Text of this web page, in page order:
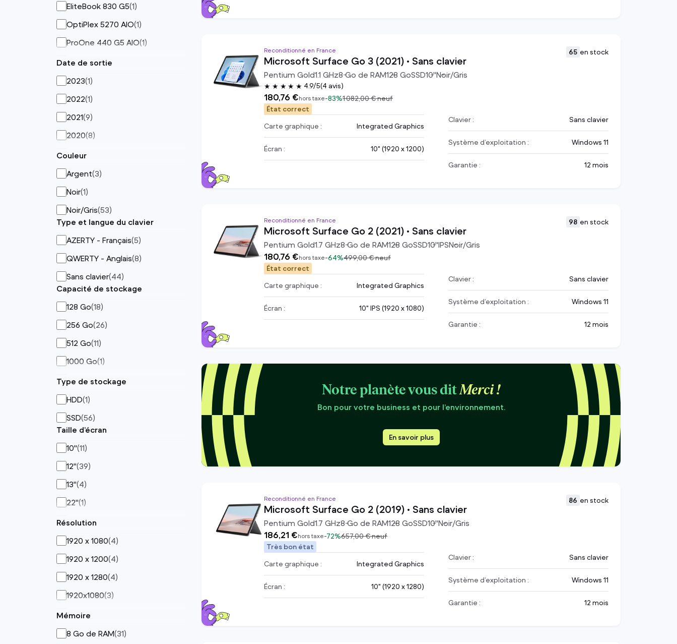
EliteBook 830 G5(1)
OptiPlex 5270 AIO(1)
ProOne 440 G5 AIO(1)
Surface Go 2
Surface Go 3
Surface Pro 6
Surface Pro 7
Surface Pro 7+
Surface Pro 8
Surface Pro 9
ThinkPad X380 Yoga
Date de sortie
2023(1)
2022(1)
2021(9)
2020(8)
2019(26
2018(3)
2017(9
Couleur
Argent(3)
Noir(1)
Noir/Gris(53)
Type et langue du clavier
AZERTY - Français(5)
QWERTY - Anglais(8)
Sans clavier(44)
Capacité de stockage
128 Go(18)
256 Go(26)
512 Go(11)
1000 Go(1)
1024 Go(1)
Type de stockage
HDD(1)
SSD(56)
Taille d’écran
10"(11)
12"(39)
13"(4)
22"(1)
23"(1)
24"(1 )
Résolution
1920 x 1080(4)
1920 x 1200(4)
1920 x 1280(4)
1920x1080(3)
2736 x 1824
2880 x 1920(2)
Mémoire
8 Go de RAM(31)
Reconditionné en France
Microsoft Surface Go 3 (2021) • Sans clavier
Pentium Gold1.1 GHz8Go de RAM128 GoSSD10"Noir/Gris
★★★★★ 4.9/5(4 avis)
180,76 €hors taxe-83%1 082,00 €neuf
État correct
65 en stock
Carte graphique : Integrated Graphics
Écran : 10" (1920 x 1200)
Clavier : Sans clavier
Système d’exploitation : Windows 11
Garantie : 12 mois
Reconditionné en France
Microsoft Surface Go 2 (2021) • Sans clavier
Pentium Gold1.7 GHz8Go de RAM128 GoSSD10"IPSNoir/Gris
180,76 €hors taxe-64%499,00 €neuf
État correct
98 en stock
Carte graphique : Integrated Graphics
Écran : 10" IPS (1920 x 1080)
Clavier : Sans clavier
Système d’exploitation : Windows 11
Garantie : 12 mois
Notre planète vous ditMerci !
Bon pour votre business et pour l’environnement.
En savoir plus
Reconditionné en France
Microsoft Surface Go 2 (2019) • Sans clavier
Pentium Gold1.7 GHz8Go de RAM128 GoSSD10"Noir/Gris
186,21 €hors taxe-72%657,00 €neuf
Très bon état
86 en stock
Carte graphique : Integrated Graphics
Écran : 10" (1920 x 1280)
Clavier : Sans clavier
Système d’exploitation : Windows 11
Garantie : 12 mois